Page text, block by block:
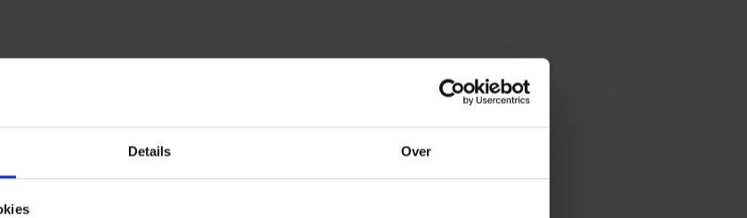
Details Over